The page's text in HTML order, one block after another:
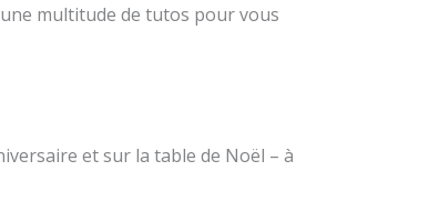
multitude de tutos pour vous
et sur la table de Noël – à